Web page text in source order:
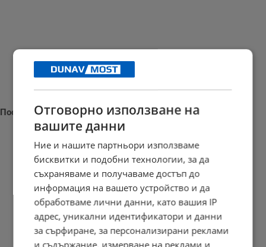
Последни новини
Бойко Борисов: Трябва да развиваме военната си индустрия
11:41 | 9.8.2026 г.
Повечето от употребяващите дрога не знаят, че купуват...
Отговорно използване на
вашите данни
Ние и нашите партньори използваме
бисквитки и подобни технологии, за да
съхраняваме и получаваме достъп до
информация на вашето устройство и да
обработваме лични данни, като вашия IP
адрес, уникални идентификатори и данни
за сърфиране, за персонализирани реклами